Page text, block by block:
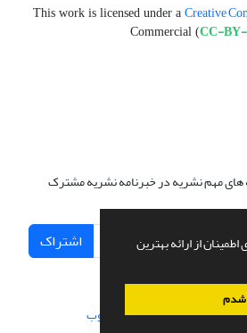
از ارائه بهترین
شدم
This work is licensed under a Creative
Commercial (CC-
های مهم نشریه در خبرنامه نشریه مشترک
اشتراک
طراحی و پیاده سازی از سیناوب